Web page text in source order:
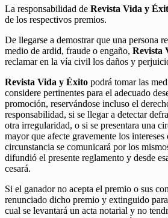
La responsabilidad de Revista Vida y
de los respectivos premios.
De llegarse a demostrar que una persona
medio de ardid, fraude o engaño, Revista
reclamar en la vía civil los daños y
Revista Vida y Éxito podrá tomar las
considere pertinentes para el adecuado
promoción, reservándose incluso el
responsabilidad, si se llegar a detectar
otra irregularidad, o si se presentara una
mayor que afecte gravemente los intereses
circunstancia se comunicará por los
difundió el presente reglamento y desde
cesará.
Si el ganador no acepta el premio o sus
renunciado dicho premio y extinguido
cual se levantará un acta notarial y no